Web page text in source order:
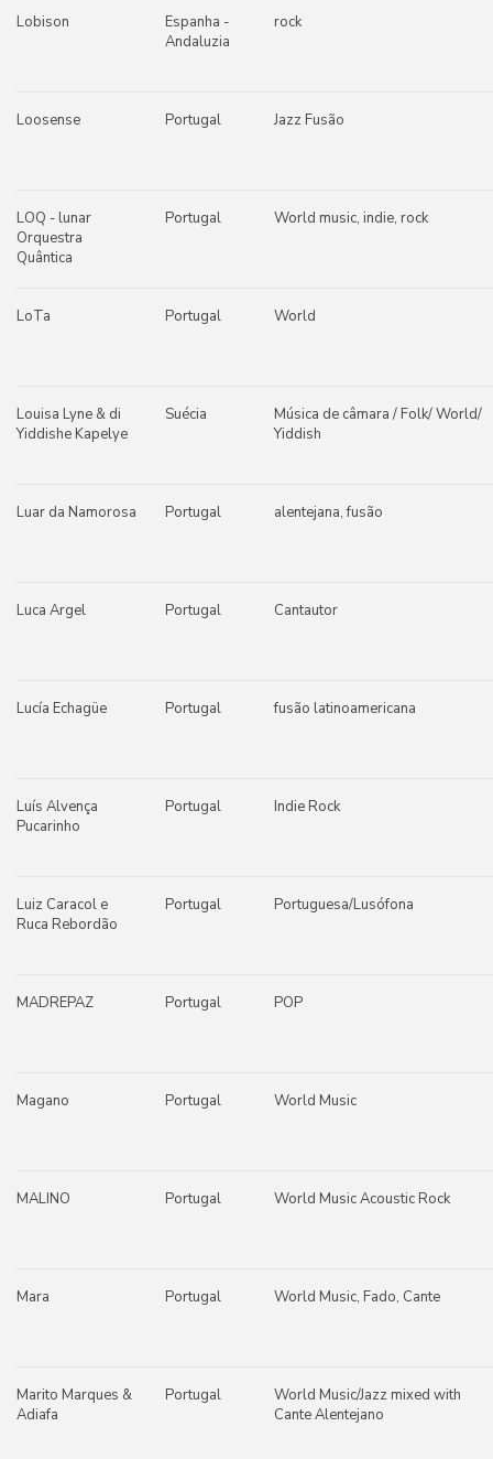
Lobison
Espanha -
Andaluzia
rock
Loosense Portugal Jazz Fusão
LOQ - lunar
Orquestra
Quântica
Portugal World music, indie, rock
LoTa Portugal World
Louisa Lyne & di
Yiddishe Kapelye
Suécia
Música de câmara / Folk/ World/
Yiddish
Luar da Namorosa Portugal alentejana, fusão
Luca Argel Portugal Cantautor
Lucía Echagüe Portugal fusão latinoamericana
Luís Alvença
Pucarinho
Portugal Indie Rock
Luiz Caracol e
Ruca Rebordão
Portugal Portuguesa/Lusófona
MADREPAZ Portugal POP
Magano Portugal World Music
MALINO Portugal World Music Acoustic Rock
Mara Portugal World Music, Fado, Cante
Marito Marques &
Adiafa
Portugal
World Music/Jazz mixed with
Cante Alentejano